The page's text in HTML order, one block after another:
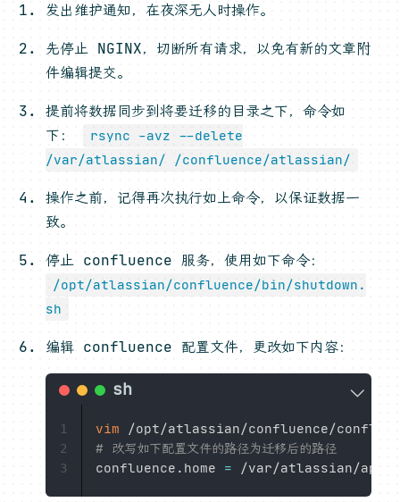
发出维护通知，在夜深无人时操作。
先停止 NGINX，切断所有请求，以免有新的文章附
件编辑提交。
提前将数据同步到将要迁移的目录之下，命令如
下：
rsync -avz --delete
/var/atlassian/ /confluence/atlassian/
操作之前，记得再次执行如上命令，以保证数据一
致。
停止 confluence 服务，使用如下命令：
/opt/atlassian/confluence/bin/shutdown.
sh
编辑 confluence 配置文件，更改如下内容：
vim
# 改写如下配置文件的路径为迁移后的路径
confluence.home =
1
2
3